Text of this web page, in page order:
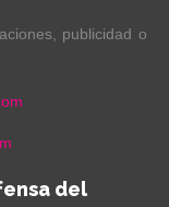
publicidad o
del